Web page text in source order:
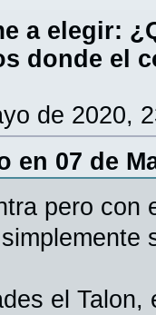
a elegir:
donde el
de 2020,
en 07 de
pero con
el